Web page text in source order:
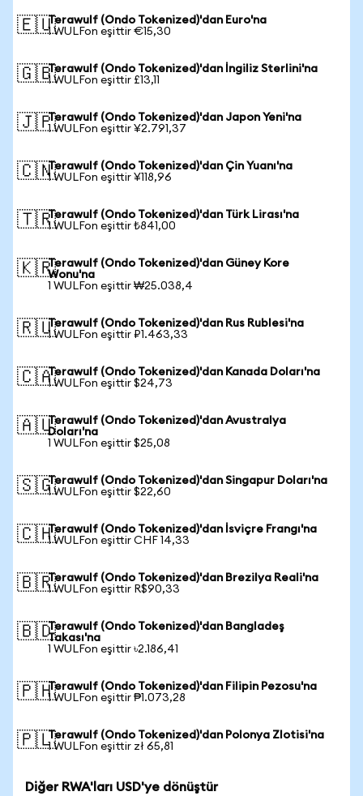
🇪🇺Terawulf (Ondo Tokenized)'dan Euro'na
1 WULFon eşittir €15,30
🇬🇧Terawulf (Ondo Tokenized)'dan İngiliz Sterlini'na
1 WULFon eşittir £13,11
🇯🇵Terawulf (Ondo Tokenized)'dan Japon Yeni'na
1 WULFon eşittir ¥2.791,37
🇨🇳Terawulf (Ondo Tokenized)'dan Çin Yuanı'na
1 WULFon eşittir ¥118,96
🇹🇷Terawulf (Ondo Tokenized)'dan Türk Lirası'na
1 WULFon eşittir ₺841,00
🇰🇷Terawulf (Ondo Tokenized)'dan Güney Kore
Wonu'na
1 WULFon eşittir ₩25.038,4
🇷🇺Terawulf (Ondo Tokenized)'dan Rus Rublesi'na
1 WULFon eşittir ₽1.463,33
🇨🇦Terawulf (Ondo Tokenized)'dan Kanada Doları'na
1 WULFon eşittir $24,73
🇦🇺Terawulf (Ondo Tokenized)'dan Avustralya
Doları'na
1 WULFon eşittir $25,08
🇸🇬Terawulf (Ondo Tokenized)'dan Singapur Doları'na
1 WULFon eşittir $22,60
🇨🇭Terawulf (Ondo Tokenized)'dan İsviçre Frangı'na
1 WULFon eşittir CHF 14,33
🇧🇷Terawulf (Ondo Tokenized)'dan Brezilya Reali'na
1 WULFon eşittir R$90,33
🇧🇩Terawulf (Ondo Tokenized)'dan Bangladeş
Takası'na
1 WULFon eşittir ৳2.186,41
🇵🇭Terawulf (Ondo Tokenized)'dan Filipin Pezosu'na
1 WULFon eşittir ₱1.073,28
🇵🇱Terawulf (Ondo Tokenized)'dan Polonya Zlotisi'na
1 WULFon eşittir zł 65,81
Diğer RWA'ları USD'ye dönüştür